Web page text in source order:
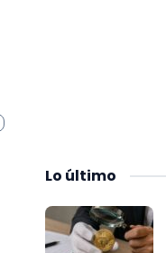
Lo último